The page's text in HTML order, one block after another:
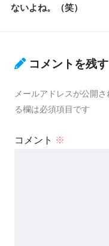
ないよね。（笑）
コメントを残す
メールアドレスが公開さ
る欄は必須項目です
コメント ※